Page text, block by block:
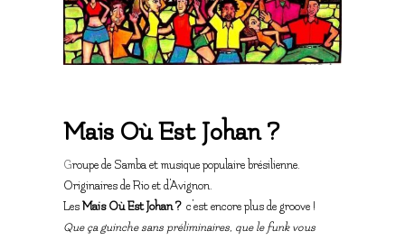
Mais Où Est Johan ?
Groupe de Samba et musique populaire brésilienne.
Originaires de Rio et d’Avignon.
Les Mais Où EstJohan ? c’est encore plus de groove !
Que ça guinche sans préliminaires, que le funk vous